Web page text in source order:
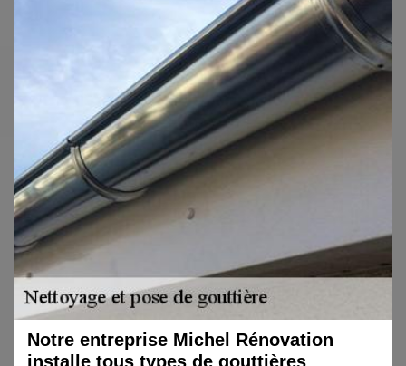
Notre entreprise Michel Rénovation
installe tous types de gouttières